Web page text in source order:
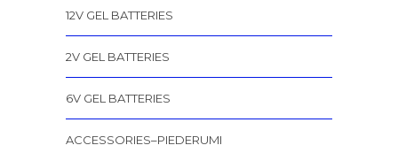
12V GEL BATTERIES
2V GEL BATTERIES
6V GEL BATTERIES
ACCESSORIES–PIEDERUMI